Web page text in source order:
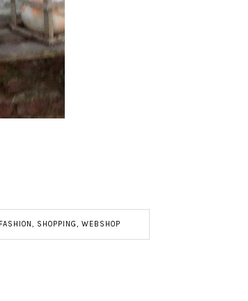
FASHION , SHOPPING, WEBSHOP